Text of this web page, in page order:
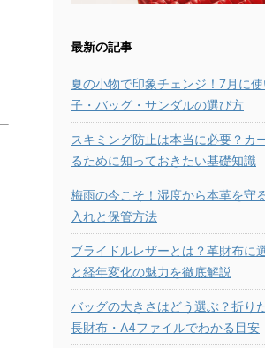
最新の記事
夏の小物で印象チェンジ！7月に
子・バッグ・サンダルの選び方
スキミング防止は本当に必要？カ
るために知っておきたい基礎知識
梅雨の今こそ！湿度から本革を守
入れと保管方法
ブライドルレザーとは？革財布に
と経年変化の魅力を徹底解説
バッグの大きさはどう選ぶ？折り
長財布・A4ファイルでわかる目安